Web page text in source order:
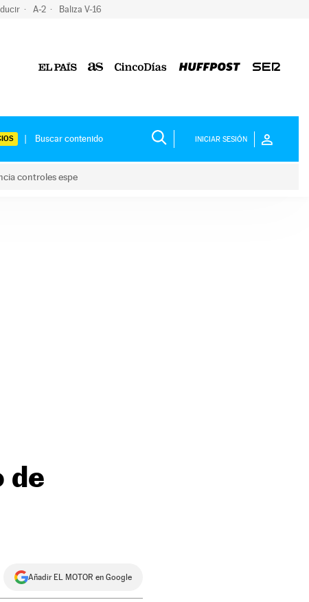
A-2 Baliza V-16
INICIAR SESIÓN
controles espe
de
Añadir EL MOTOR en Google